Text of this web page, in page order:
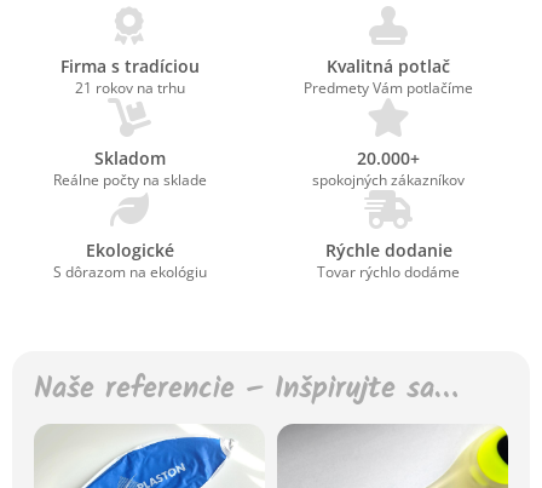
Firma s tradíciou
21 rokov na trhu
Kvalitná potlač
Predmety Vám potlačíme
Skladom
Reálne počty na sklade
20.000+
spokojných zákazníkov
Ekologické
S dôrazom na ekológiu
Rýchle dodanie
Tovar rýchlo dodáme
Naše referencie – Inšpirujte sa…